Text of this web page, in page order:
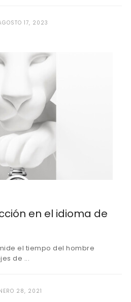
17, 2023
en el idioma de
el tiempo del hombre
de ...
28, 2021